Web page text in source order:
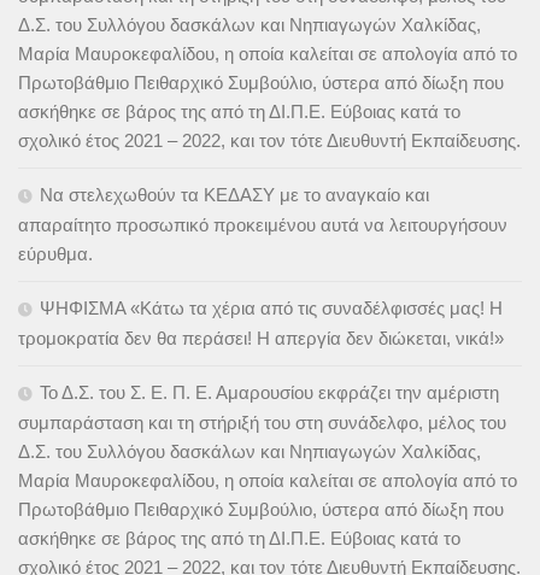
Δ.Σ. του Συλλόγου δασκάλων και Νηπιαγωγών Χαλκίδας,
Μαρία Μαυροκεφαλίδου, η οποία καλείται σε απολογία από το
Πρωτοβάθμιο Πειθαρχικό Συμβούλιο, ύστερα από δίωξη που
ασκήθηκε σε βάρος της από τη ΔΙ.Π.Ε. Εύβοιας κατά το
σχολικό έτος 2021 – 2022, και τον τότε Διευθυντή Εκπαίδευσης.
Να στελεχωθούν τα ΚΕΔΑΣΥ με το αναγκαίο και
απαραίτητο προσωπικό προκειμένου αυτά να λειτουργήσουν
εύρυθμα.
ΨΗΦΙΣΜΑ «Κάτω τα χέρια από τις συναδέλφισσές μας! Η
τρομοκρατία δεν θα περάσει! Η απεργία δεν διώκεται, νικά!»
Το Δ.Σ. του Σ. Ε. Π. Ε. Αμαρουσίου εκφράζει την αμέριστη
συμπαράσταση και τη στήριξή του στη συνάδελφο, μέλος του
Δ.Σ. του Συλλόγου δασκάλων και Νηπιαγωγών Χαλκίδας,
Μαρία Μαυροκεφαλίδου, η οποία καλείται σε απολογία από το
Πρωτοβάθμιο Πειθαρχικό Συμβούλιο, ύστερα από δίωξη που
ασκήθηκε σε βάρος της από τη ΔΙ.Π.Ε. Εύβοιας κατά το
σχολικό έτος 2021 – 2022, και τον τότε Διευθυντή Εκπαίδευσης.